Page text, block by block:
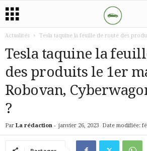
Actualités Tesla taquine la feuille de route des
Tesla taquine la
des produits le 1er
Robovan,
?
Par La rédaction - janvier 26, 2023 Date modifiée: